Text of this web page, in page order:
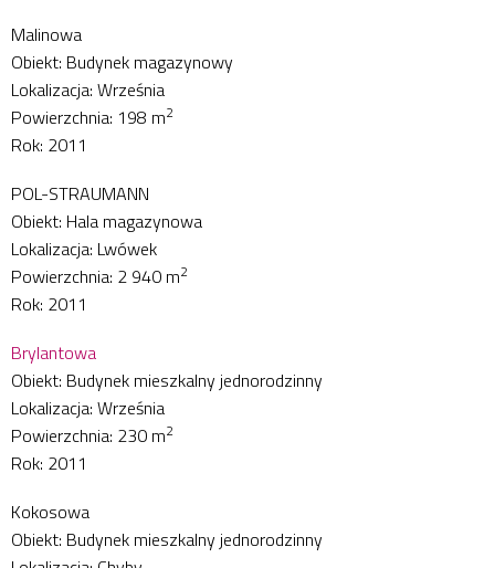
Malinowa
Obiekt: Budynek magazynowy
Lokalizacja: Września
Powierzchnia: 198 m2
Rok: 2011
POL-STRAUMANN
Obiekt: Hala magazynowa
Lokalizacja: Lwówek
Powierzchnia: 2 940 m2
Rok: 2011
Brylantowa
Obiekt: Budynek mieszkalny jednorodzinny
Lokalizacja: Września
Powierzchnia: 230 m2
Rok: 2011
Kokosowa
Obiekt: Budynek mieszkalny jednorodzinny